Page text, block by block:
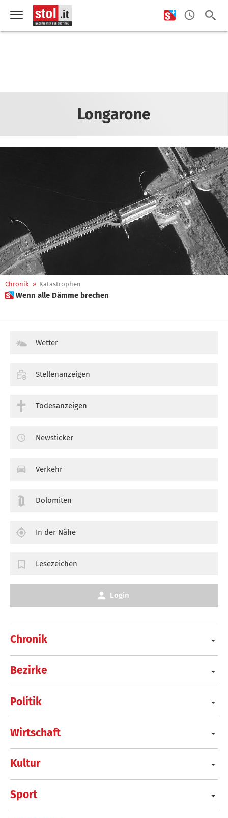
Longarone
Chronik » Katastrophen
 Wenn alle Dämme brechen
Chronik
Bezirke
Politik
Wirtschaft
Kultur
Sport
Wetter
Stellenanzeigen
Todesanzeigen
Newsticker
Verkehr
Dolomiten
In der Nähe
Lesezeichen
Login